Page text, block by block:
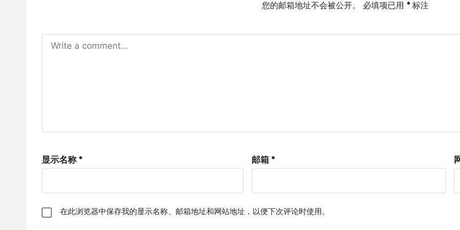
您的邮箱地址不会被公开。 必填项已用 *标注
显示名称 * 邮箱 *
在此浏览器中保存我的显示名称、邮箱地址和网站地址，以便下次评论时使用。